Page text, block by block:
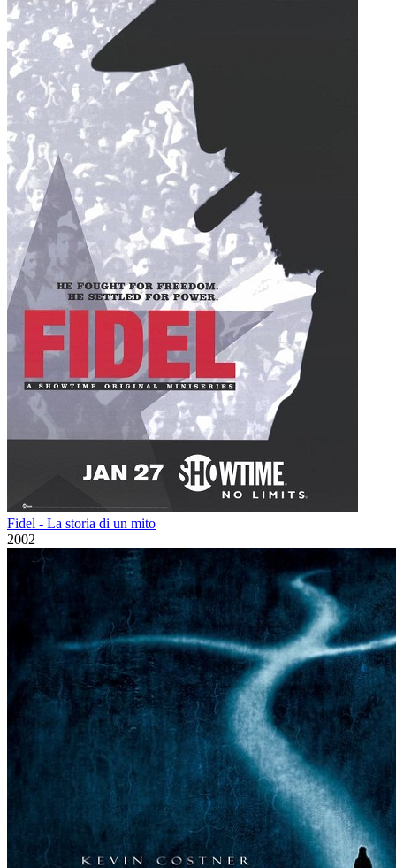
Fidel - La storia di un mito
2002